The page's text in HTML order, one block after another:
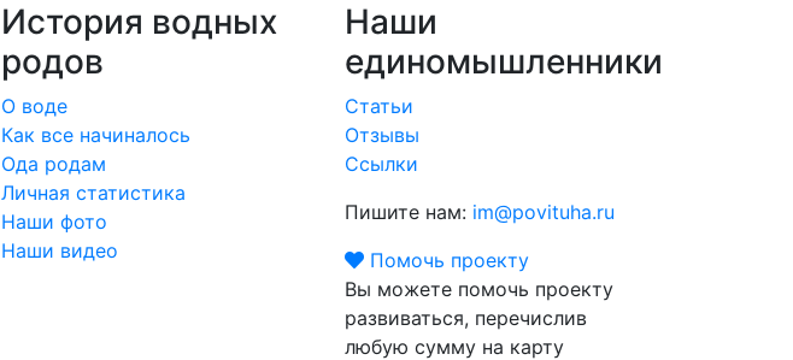
История водных
родов
О воде
Как все начиналось
Ода родам
Личная статистика
Наши фото
Наши видео
Наши
единомышленники
Статьи
Отзывы
Ссылки
Пишите нам: im@povituha.ru
Помочь проекту
Вы можете помочь проекту
развиваться, перечислив
любую сумму на карту